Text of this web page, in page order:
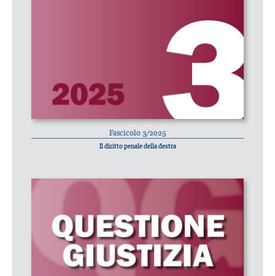
Fascicolo 3/2025
Il diritto penale della destra